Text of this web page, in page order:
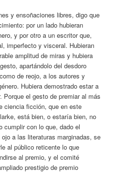
y ensoñaciones libres, digo que
por un lado hubieran
y por otro a un escritor que,
imperfecto y visceral. Hubieran
amplitud de miras y hubiera
apartándolo del desdoro
de reojo, a los autores y
Hubiera demostrado estar a
Porque el gesto de premiar al más
ciencia ficción, que en este
está bien, o estaría bien, no
cumplir con lo que, dado el
a las literaturas marginadas, se
al público reticente lo que
al premio, y el comité
prestigio de premio